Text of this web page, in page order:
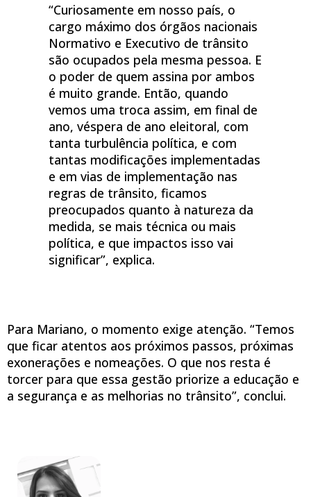
“Curiosamente em nosso país, o
cargo máximo dos órgãos nacionais
Normativo e Executivo de trânsito
são ocupados pela mesma pessoa. E
o poder de quem assina por ambos
é muito grande. Então, quando
vemos uma troca assim, em final de
ano, véspera de ano eleitoral, com
tanta turbulência política, e com
tantas modificações implementadas
e em vias de implementação nas
regras de trânsito, ficamos
preocupados quanto à natureza da
medida, se mais técnica ou mais
política, e que impactos isso vai
significar”, explica.
Para Mariano, o momento exige atenção. “Temos
que ficar atentos aos próximos passos, próximas
exonerações e nomeações. O que nos resta é
torcer para que essa gestão priorize a educação e
a segurança e as melhorias no trânsito”, conclui.